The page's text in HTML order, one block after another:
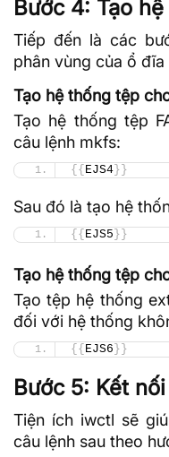
Bước 4: Tạo
Tiếp đến là các
phân vùng của ổ đĩa
Tạo hệ thống tệp
Tạo hệ thống tệp
câu lệnh mkfs:
{{EJS4}}
Sau đó là tạo hệ
{{EJS5}}
Tạo hệ thống tệp
Tạo tệp hệ thống
đối với hệ thống
{{EJS6}}
Bước 5: Kết
Tiện ích iwctl sẽ
câu lệnh sau theo